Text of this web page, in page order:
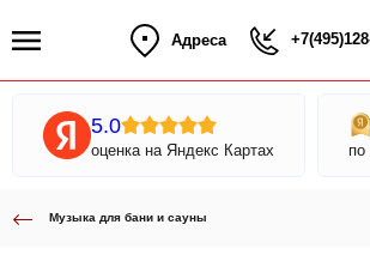
Адреса
5.0
оценка на Яндекс Картах по
Музыка для бани и сауны